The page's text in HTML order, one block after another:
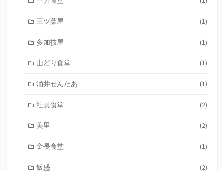
三ツ葉屋 (1)
多加技屋 (1)
山どり食堂 (1)
涌井せんたあ (1)
社員食堂 (2)
美里 (2)
金長食堂 (1)
飯盛 (2)